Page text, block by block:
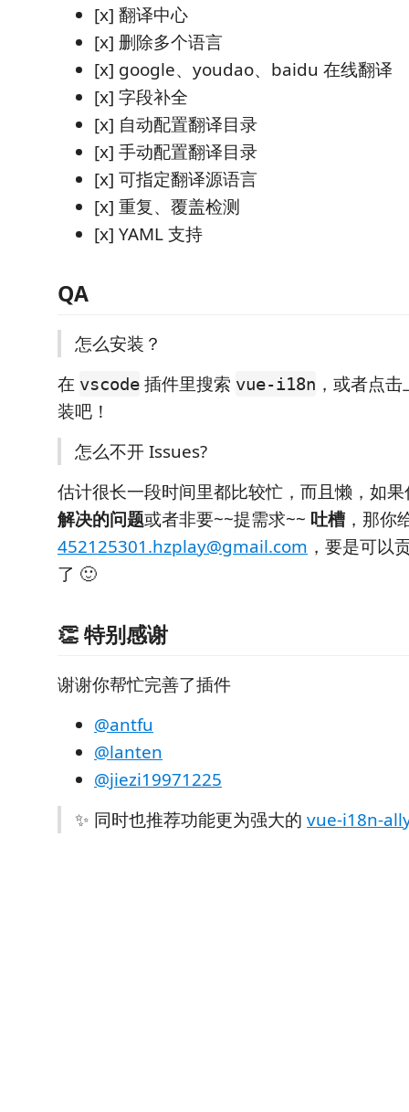
[x] 翻译中心
[x] 删除多个语言
[x] google、youdao、baidu 在线翻译
[x] 字段补全
[x] 自动配置翻译目录
[x] 手动配置翻译目录
[x] 可指定翻译源语言
[x] 重复、覆盖检测
[x] YAML 支持
QA
怎么安装？
在 vscode 插件里搜索 vue-i18n ，或者点
装吧！
怎么不开 Issues?
估计很长一段时间里都比较忙，而且懒，如
解决的问题或者非要~~提需求~~ 吐槽，那你
452125301.hzplay@gmail.com ，要是可以
了 🙂
👏 特别感谢
谢谢你帮忙完善了插件
@antfu
@lanten
@jiezi19971225
✨ 同时也推荐功能更为强大的 vue-i18n-